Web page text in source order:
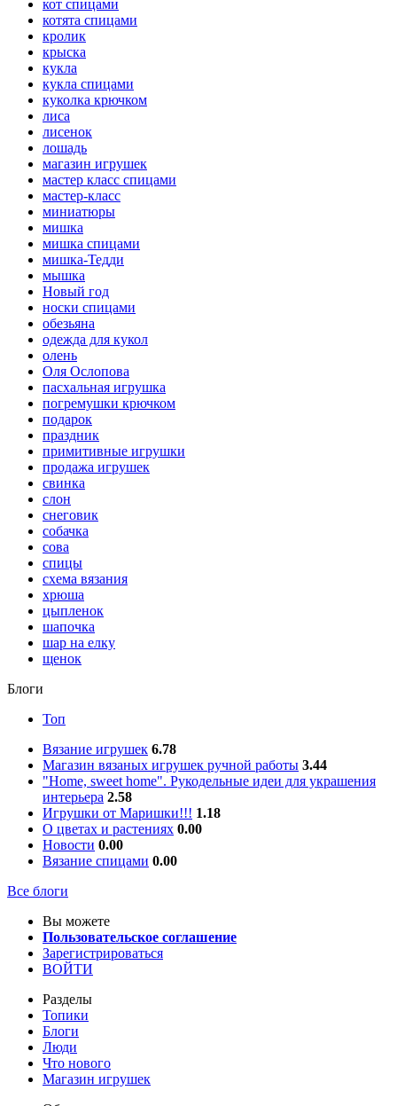
кот спицами
котята спицами
кролик
крыска
кукла
кукла спицами
куколка крючком
лиса
лисенок
лошадь
магазин игрушек
мастер класс спицами
мастер-класс
миниатюры
мишка
мишка спицами
мишка-Тедди
мышка
Новый год
носки спицами
обезьяна
одежда для кукол
олень
Оля Ослопова
пасхальная игрушка
погремушки крючком
подарок
праздник
примитивные игрушки
продажа игрушек
свинка
слон
снеговик
собачка
сова
спицы
схема вязания
хрюша
цыпленок
шапочка
шар на елку
щенок
Блоги
Топ
Вязание игрушек 6.78
Магазин вязаных игрушек ручной работы 3.44
"Home, sweet home". Рукодельные идеи для украшения
интерьера 2.58
Игрушки от Маришки!!! 1.18
О цветах и растениях 0.00
Новости 0.00
Вязание спицами 0.00
Все блоги
Вы можете
Пользовательское соглашение
Зарегистрироваться
ВОЙТИ
Разделы
Топики
Блоги
Люди
Что нового
Магазин игрушек